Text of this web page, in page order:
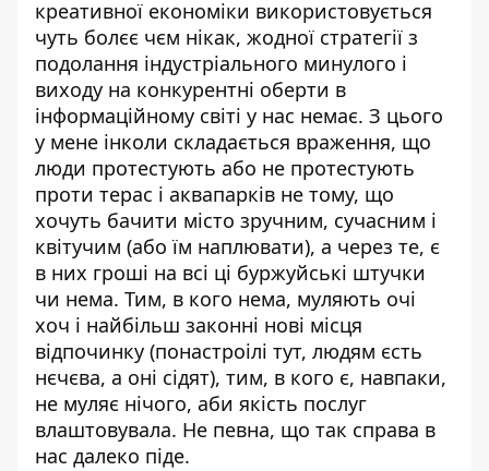
креативної економіки використовується
чуть болєє чєм нікак, жодної стратегії з
подолання індустріального минулого і
виходу на конкурентні оберти в
інформаційному світі у нас немає. З цього
у мене інколи складається враження, що
люди протестують або не протестують
проти терас і аквапарків не тому, що
хочуть бачити місто зручним, сучасним і
квітучим (або їм наплювати), а через те, є
в них гроші на всі ці буржуйські штучки
чи нема. Тим, в кого нема, муляють очі
хоч і найбільш законні нові місця
відпочинку (понастроілі тут, людям єсть
нєчєва, а оні сідят), тим, в кого є, навпаки,
не муляє нічого, аби якість послуг
влаштовувала. Не певна, що так справа в
нас далеко піде.